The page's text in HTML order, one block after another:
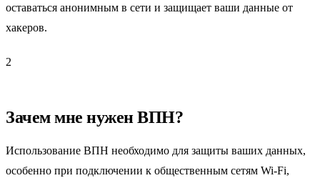
оставаться анонимным в сети и защищает ваши данные от
хакеров.
2
Зачем мне нужен ВПН?
Использование ВПН необходимо для защиты ваших данных,
особенно при подключении к общественным сетям Wi-Fi,